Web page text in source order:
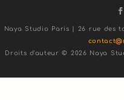
Naya Studio Paris | 26 rue des
Droits d'auteur © 2026 Naya